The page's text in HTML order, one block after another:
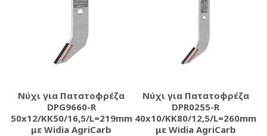
Νύχι για Πατατοφρέζα
DPG9660-R
50x12/KK50/16,5/L=219mm
με Widia AgriCarb
Νύχι για Πατατοφρέζα
DPR0255-R
40x10/KK80/12,5/L=260mm
με Widia AgriCarb